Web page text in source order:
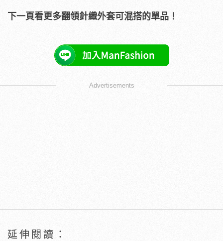
下一頁看更多翻領針織外套可混搭的單品！
Advertisements
延伸閱讀：